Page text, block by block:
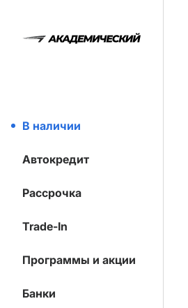
В наличии
Автокредит
Рассрочка
Trade-In
Программы и акции
Банки